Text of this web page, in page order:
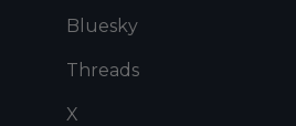
Bluesky
Threads
X